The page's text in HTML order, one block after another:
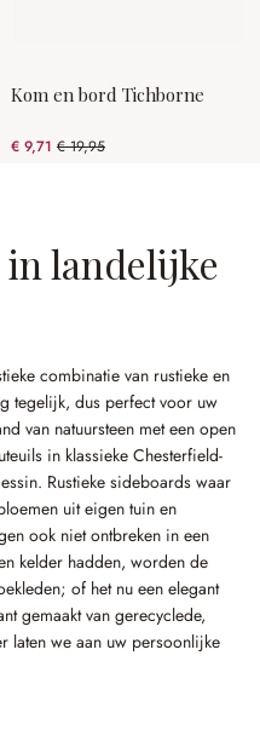
Kom en bord Tichborne
€ 9,71 € 19,95
(51.33% gespart)
landelijke
combinatie van rustieke en
tegelijk, dus perfect voor uw
van natuursteen met een open
in klassieke Chesterfield-
Rustieke sideboards waar
uit eigen tuin en
ook niet ontbreken in een
kelder hadden, worden de
of het nu een elegant
gemaakt van gerecyclede,
laten we aan uw persoonlijke